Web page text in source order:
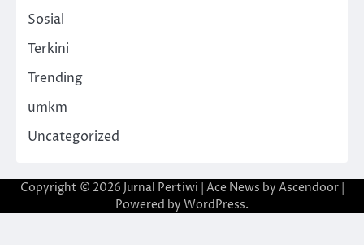
Sosial
Terkini
Trending
umkm
Uncategorized
Copyright © 2026 Jurnal Pertiwi | Ace News by Ascendoor|
Powered by WordPress.